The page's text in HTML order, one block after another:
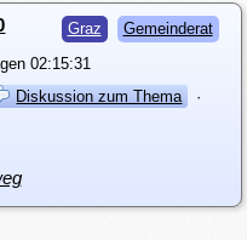
Graz Gemeinderat
02:15:31
Diskussion zum Thema
·